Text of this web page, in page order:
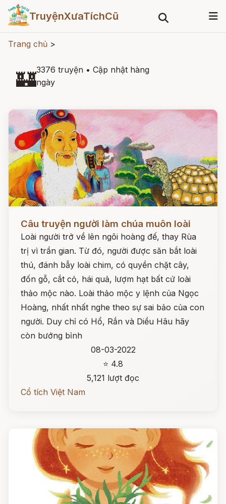
TruyệnXưaTíchCũ
Trang chủ >
🏰3376 truyện • Cập nhật hàng
ngày
Câu truyện người làm chúa muôn loài
Loài người trở về lên ngôi hoàng đế, thay Rùa
trị vì trần gian. Từ đó, người được săn bắt loài
thú, đánh bẫy loài chim, có quyền chặt cây,
đốn gỗ, cắt cỏ, hái quả, lượm hạt bất cứ loài
thảo mộc nào. Loài thảo mộc y lệnh của Ngọc
Hoàng, nhất nhất nghe theo sự sai bảo của con
người. Duy chỉ có Hổ, Rắn và Diều Hâu hãy
còn bướng bỉnh
08-03-2022
⭐ 4.8
5,121 lượt đọc
Cổ tích Việt Nam